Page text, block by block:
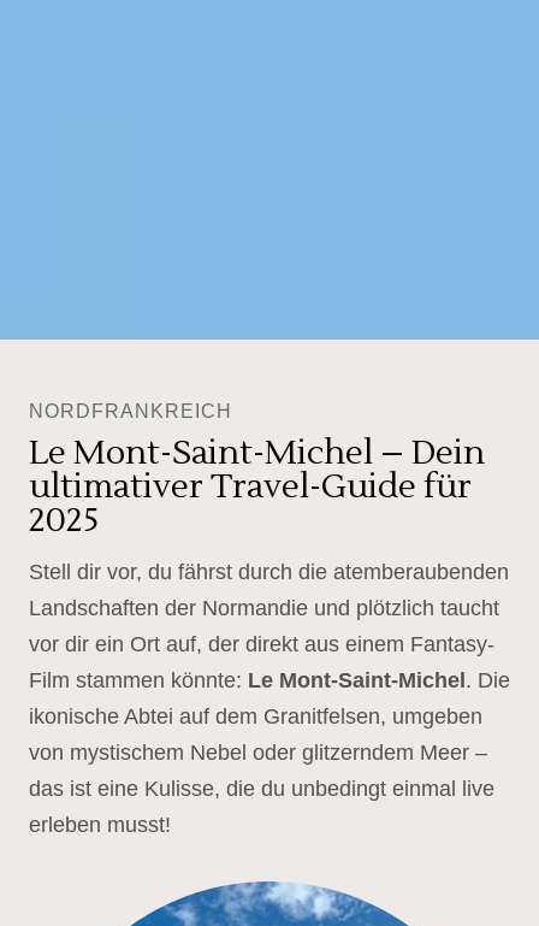
NORDFRANKREICH
Le Mont-Saint-Michel – Dein
ultimativer Travel-Guide für
2025
Stell dir vor, du fährst durch die atemberaubenden
Landschaften der Normandie und plötzlich taucht
vor dir ein Ort auf, der direkt aus einem Fantasy-
Film stammen könnte: Le Mont-Saint-Michel . Die
ikonische Abtei auf dem Granitfelsen, umgeben
von mystischem Nebel oder glitzerndem Meer –
das ist eine Kulisse, die du unbedingt einmal live
erleben musst!